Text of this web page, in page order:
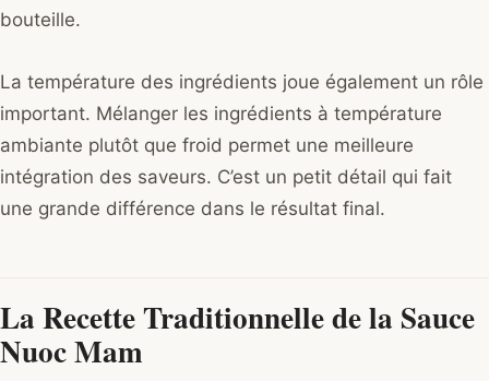
bouteille.
La température des ingrédients joue également un rôle
important. Mélanger les ingrédients à température
ambiante plutôt que froid permet une meilleure
intégration des saveurs. C’est un petit détail qui fait
une grande différence dans le résultat final.
La Recette Traditionnelle de la Sauce
Nuoc Mam